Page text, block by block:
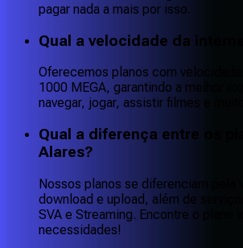
pagar nada a mais por isso.
Qual a velocidade da
Oferecemos planos com
1000 MEGA, garantindo a melhor
navegar, jogar, assistir filmes e muito
Qual a diferença entre os
Alares?
Nossos planos se diferenciam pela
download e upload, além de
SVA e Streaming. Encontre o plano
necessidades!